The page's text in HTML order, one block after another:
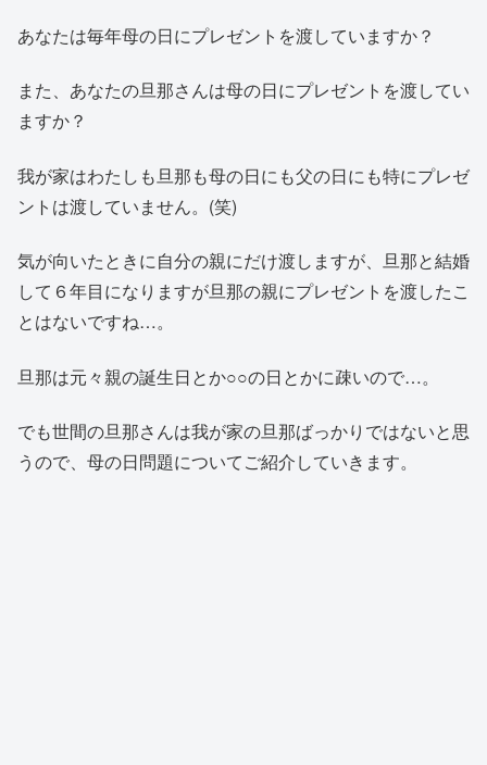
あなたは毎年母の日にプレゼントを渡していますか？
また、あなたの旦那さんは母の日にプレゼントを渡してい
ますか？
我が家はわたしも旦那も母の日にも父の日にも特にプレゼ
ントは渡していません。(笑)
気が向いたときに自分の親にだけ渡しますが、旦那と結婚
して６年目になりますが旦那の親にプレゼントを渡したこ
とはないですね…。
旦那は元々親の誕生日とか○○の日とかに疎いので…。
でも世間の旦那さんは我が家の旦那ばっかりではないと思
うので、母の日問題についてご紹介していきます。